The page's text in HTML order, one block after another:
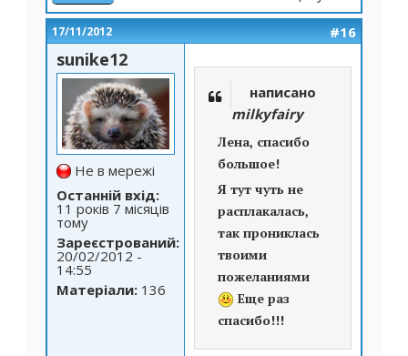
17/11/2012 #16
sunike12
Не в мережі
Останній вхід:
11 років 7 місяців
тому
Зареєстрований:
20/02/2012 -
14:55
Матеріали: 136
написано
milkyfairy
Лена, спасибо
большое!
Я тут чуть не
расплакалась,
так прониклась
твоими
пожеланиями
Еще раз
спасибо!!!